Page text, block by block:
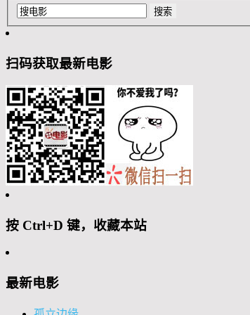
扫码获取最新电影
按 Ctrl+D 键，收藏本站
最新电影